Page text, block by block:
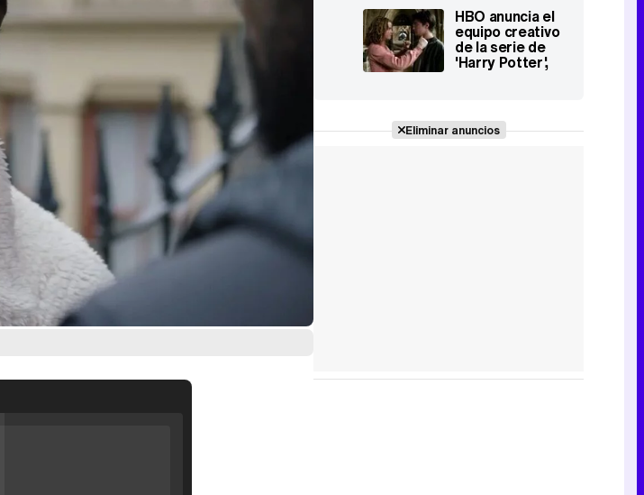
elegir a Harry,
Ron y Hermione
HBO anuncia el
equipo creativo
de la serie de
'Harry Potter',
liderado por un
Eliminar anuncios